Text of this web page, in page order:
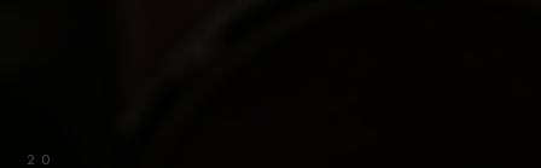
20